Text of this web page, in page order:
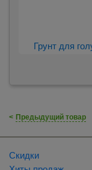
Грунт для
< Предыдущий товар
Скидки